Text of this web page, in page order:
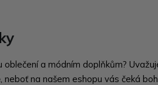
a módním doplňkům?
neboť na našem eshopu vás čeká